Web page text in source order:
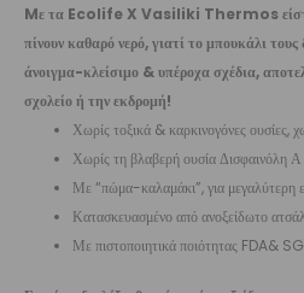
Mε τα Ecolife X Vasiliki Thermos είστε
πίνουν καθαρό νερό, γιατί το μπουκάλι
άνοιγμα-κλείσιμο & υπέροχα σχέδια,
σχολείο ή την εκδρομή!
Χωρίς τοξικά & καρκινογόνες ουσίες,
Χωρίς τη βλαβερή ουσία Δισφαινόλη
Με “πώμα-καλαμάκι”, για μεγαλύτερη
Κατασκευασμένο από ανοξείδωτο
Με πιστοποιητικά ποιότητας FDA&